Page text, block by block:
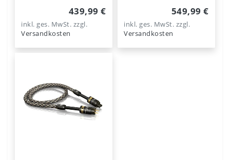
439,99 €
inkl. ges. MwSt. zzgl.
Versandkosten
549,99 €
inkl. ges. MwSt. zzgl.
Versandkosten